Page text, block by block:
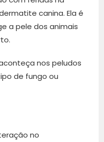
canina. Ela é
a pele dos animais
nos peludos
de fungo ou
no